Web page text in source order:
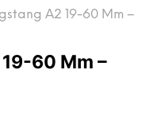
A2 19-60 Mm –
60 Mm –